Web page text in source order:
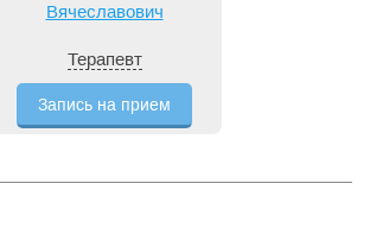
омолаживающей процедурой,
уменьшению излишней массы тела,
кожного покрова, помогает
регенеративные и репродуктивные
и массажный кабинеты).
санатория, включающий
Вячеславович
Терапевт
Запись на прием